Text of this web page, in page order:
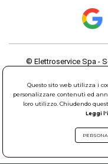
© Elettroservice Spa -
Partita Iva:
Sociale 1.600.000,00
Sede Operativa: Via
Scalo
Questo sito web utilizza i
personalizzare contenuti ed
loro utilizzo. Chiudendo
Leggi